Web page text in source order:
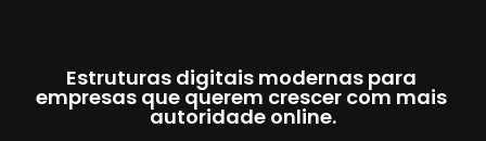
Estruturas digitais modernas para
empresas que querem crescer com mais
autoridade online.